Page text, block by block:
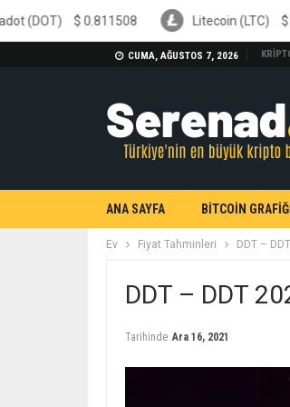
CUMA, AĞUSTOS 7, 2026
ANA SAYFA BİTCOİN
Ev Fiyat Tahminleri DDT –
DDT – DDT
Tarihinde Ara 16, 2021
Litecoin (LTC) $ 45.40